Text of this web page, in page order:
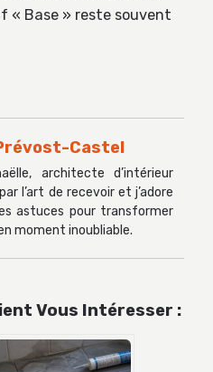
« Base » reste souvent
Castel
architecte d’intérieur
l’art de recevoir et j’adore
astuces pour transformer
moment inoubliable.
Vous Intéresser :